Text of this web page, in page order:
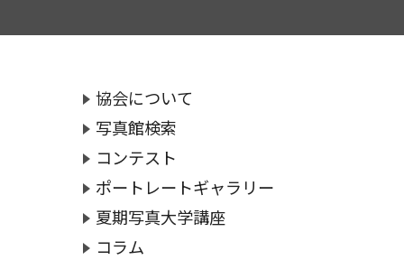
協会について
写真館検索
コンテスト
ポートレートギャラリー
夏期写真大学講座
コラム